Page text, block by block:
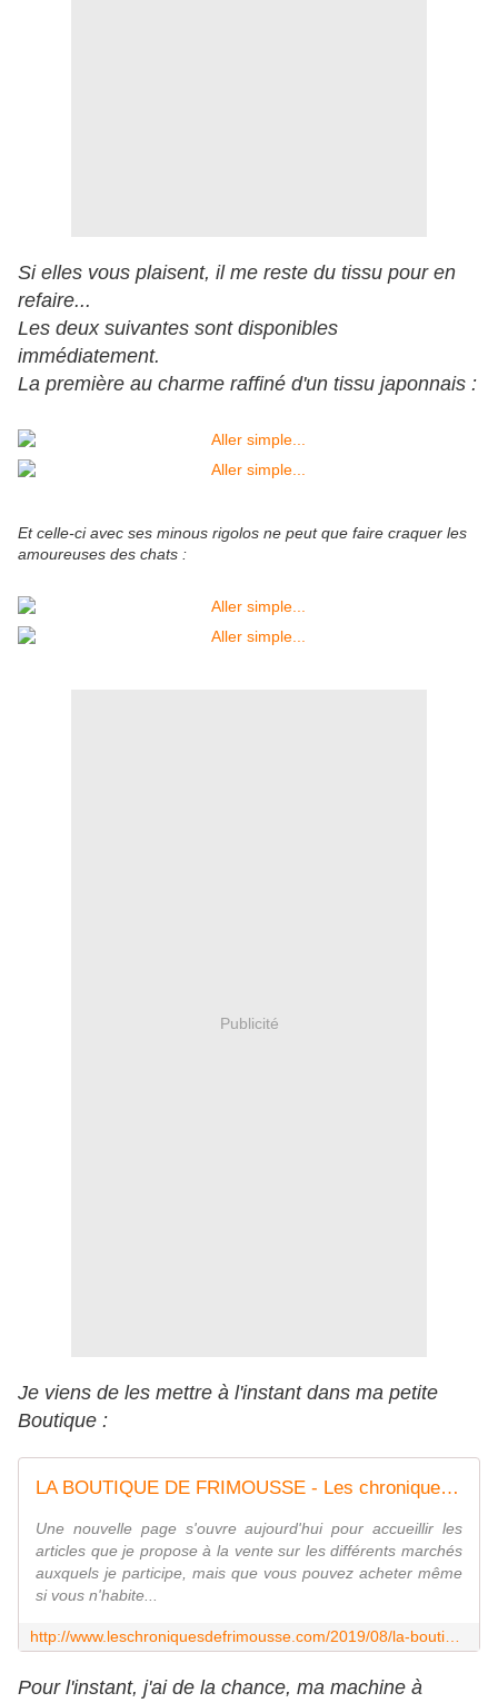
Si elles vous plaisent, il me reste du tissu pour en
refaire...
Les deux suivantes sont disponibles
immédiatement.
La première au charme raffiné d'un tissu japonnais :
Et celle-ci avec ses minous rigolos ne peut que faire craquer les
amoureuses des chats :
Publicité
Je viens de les mettre à l'instant dans ma petite
Boutique :
LA BOUTIQUE DE FRIMOUSSE - Les chroniques de Frimousse
Une nouvelle page s'ouvre aujourd'hui pour accueillir les
articles que je propose à la vente sur les différents marchés
auxquels je participe, mais que vous pouvez acheter même
si vous n'habite...
Pour l'instant, j'ai de la chance, ma machine à